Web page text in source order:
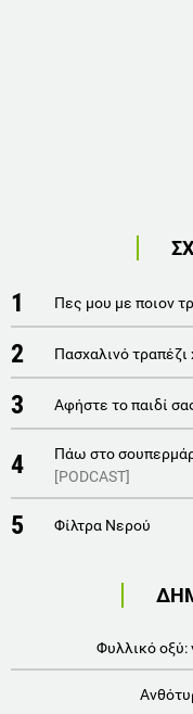
1 Πες μου με ποιον
2 Πασχαλινό
3 Αφήστε το παιδί
4
Πάω στο
[PODCAST]
5 Φίλτρα Νερού
Φυλλικό οξύ: